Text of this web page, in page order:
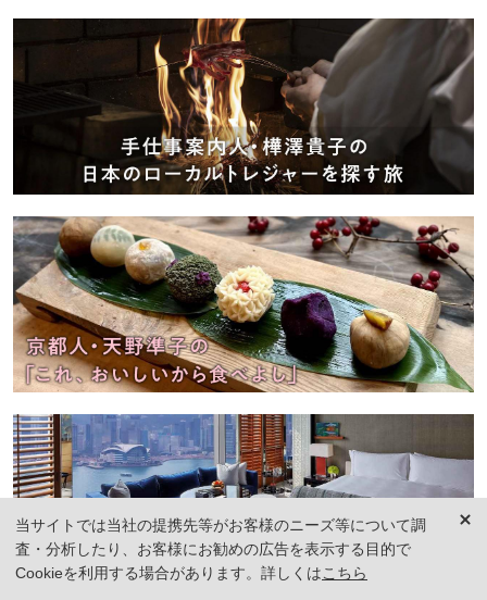
当サイトでは当社の提携先等がお客様のニーズ等について調
査・分析したり、お客様にお勧めの広告を表示する目的で
Cookieを利用する場合があります。詳しくはこちら